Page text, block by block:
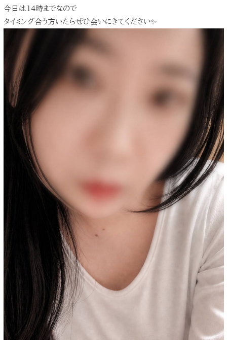
今日は14時までなので
タイミング合う方いたらぜひ会いにきてください✨